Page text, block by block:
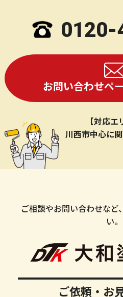
0120-
お問い合わせペ
【対応エ
川西市中心に
ご相談やお問い合わせなど
い。
ご依頼・お